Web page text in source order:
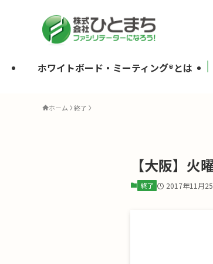
ホワイトボード・ミーティング®とは
ホーム 終了
【大阪】火
終了 2017年11月